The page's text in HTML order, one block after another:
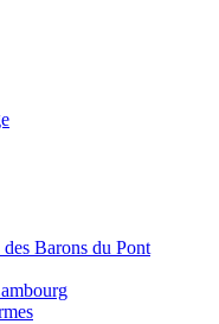
Barons du Pont